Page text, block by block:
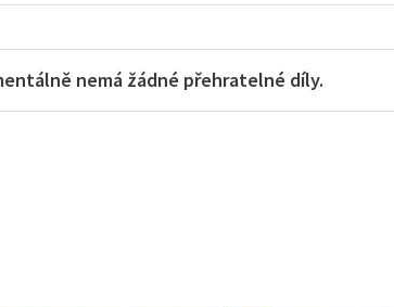
nemá žádné přehratelné díly.